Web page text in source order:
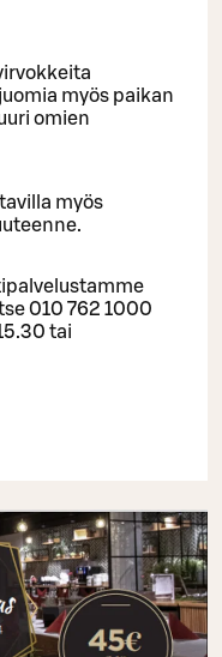
myös paikan
omien
myös
010 762 1000
tai